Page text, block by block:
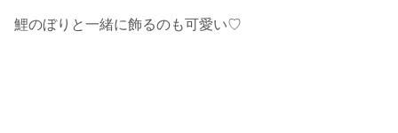
鯉のぼりと一緒に飾るのも可愛い♡